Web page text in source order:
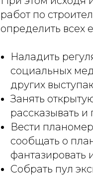
работ по
определить всех
Наладить
социальных
других
Занять
рассказывать
Вести
сообщать о
фантазировать
Собрать пул